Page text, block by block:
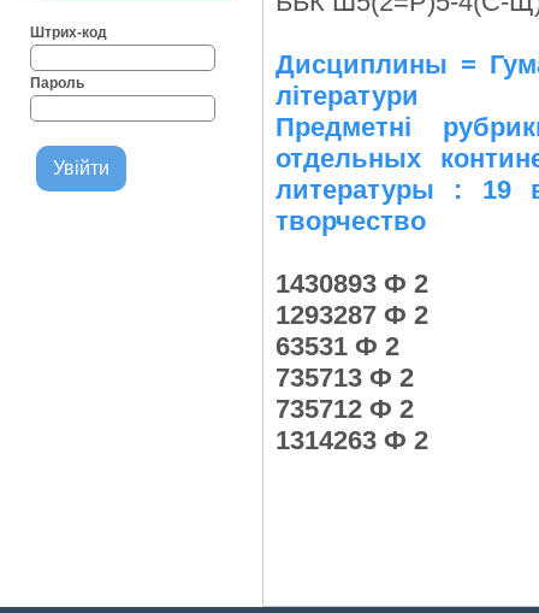
Штрих-код
Пароль
Дисциплины =
літератури
Предметні
отдельных
литературы : 19
творчество
1430893 Ф 2
1293287 Ф 2
63531 Ф 2
735713 Ф 2
735712 Ф 2
1314263 Ф 2